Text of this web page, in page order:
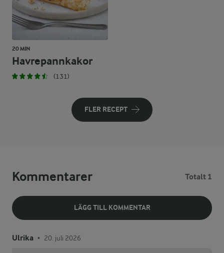
20 MIN
Havrepannkakor
(131)
FLER RECEPT
Kommentarer Totalt 1
LÄGG TILL KOMMENTAR
Ulrika • 20. juli 2026